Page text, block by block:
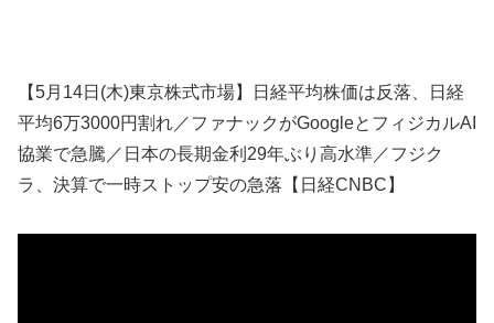
【5月14日(木)東京株式市場】日経平均株価は反落、日経
平均6万3000円割れ／ファナックがGoogleとフィジカルAI
協業で急騰／日本の長期金利29年ぶり高水準／フジク
ラ、決算で一時ストップ安の急落【日経CNBC】